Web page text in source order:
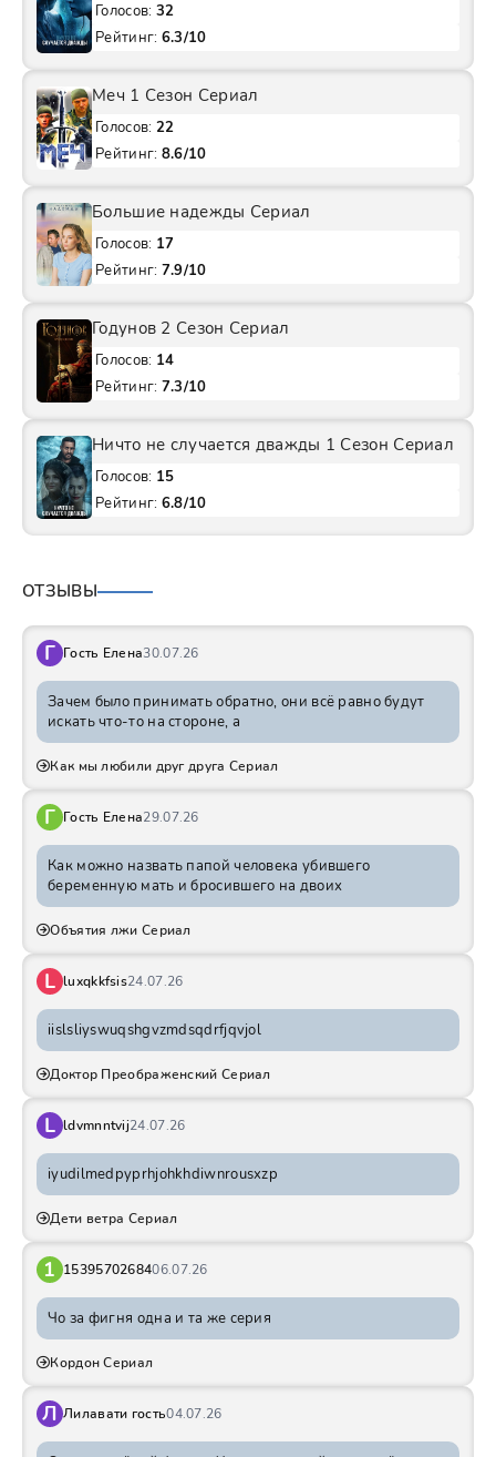
Голосов: 32
Рейтинг: 6.3/10
Меч 1 Сезон Сериал
Голосов: 22
Рейтинг: 8.6/10
Большие надежды Сериал
Голосов: 17
Рейтинг: 7.9/10
Годунов 2 Сезон Сериал
Голосов: 14
Рейтинг: 7.3/10
Ничто не случается дважды 1 Сезон Сериал
Голосов: 15
Рейтинг: 6.8/10
ОТЗЫВЫ
Г Гость Елена30.07.26
Зачем было принимать обратно, они всё равно будут
искать что-то на стороне, а
Как мы любили друг друга Сериал
Г Гость Елена29.07.26
Как можно назвать папой человека убившего
беременную мать и бросившего на двоих
Объятия лжи Сериал
L luxqkkfsis24.07.26
iislsliyswuqshgvzmdsqdrfjqvjol
Доктор Преображенский Сериал
L ldvmnntvij24.07.26
iyudilmedpyprhjohkhdiwnrousxzp
Дети ветра Сериал
1 1539570268406.07.26
Чо за фигня одна и та же серия
Кордон Сериал
Л Лилавати гость04.07.26